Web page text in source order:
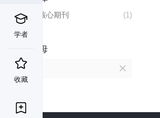
学者
收藏
(1)
北大核心期刊
首字母